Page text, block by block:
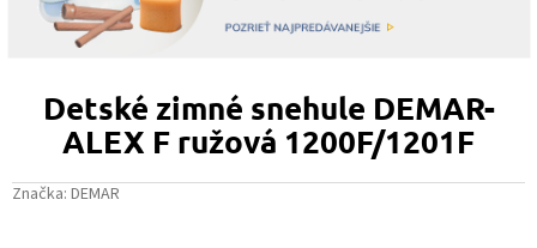
Detské zimné snehule DEMAR-
ALEX F ružová 1200F/1201F
Značka: DEMAR